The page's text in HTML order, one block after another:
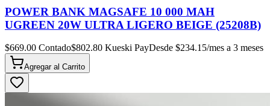
POWER BANK MAGSAFE 10 000 MAH
UGREEN 20W ULTRA LIGERO BEIGE (25208B)
$669.00 Contado$802.80 Kueski PayDesde $234.15/mes a 3 meses
Agregar al Carrito